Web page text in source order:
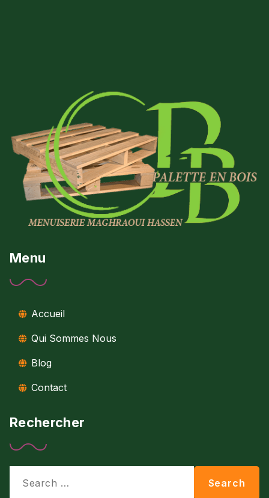
Menu
Accueil
Qui Sommes Nous
Blog
Contact
Rechercher
for:
Search